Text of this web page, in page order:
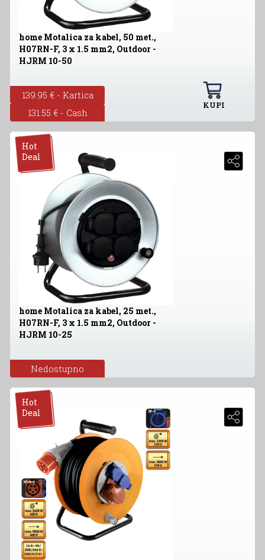
home Motalica za kabel, 50 met.,
H07RN-F, 3 x 1.5 mm2, Outdoor -
HJRM 10-50
139.95 € - Kartica
131.55 € - Cash
KUPI
Hot
Deal
home Motalica za kabel, 25 met.,
H07RN-F, 3 x 1.5 mm2, Outdoor -
HJRM 10-25
Nedostupno
Hot
Deal